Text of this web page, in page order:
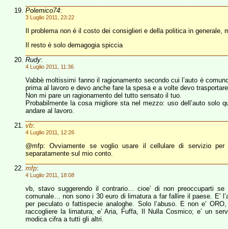
Polemico74:
3 Luglio 2011, 23:22
Il problema non è il costo dei consiglieri e della politica in generale,
Il resto è solo demagogia spiccia
Rudy:
4 Luglio 2011, 11:36
Vabbè moltissimi fanno il ragionamento secondo cui l’auto è
prima al lavoro e devo anche fare la spesa e a volte devo
Non mi pare un ragionamento del tutto sensato il tuo.
Probabilmente la cosa migliore sta nel mezzo: uso dell’auto solo
andare al lavoro.
vb:
4 Luglio 2011, 12:26
@mfp: Ovviamente se voglio usare il cellulare di servizio per
separatamente sul mio conto.
mfp:
4 Luglio 2011, 18:08
vb, stavo suggerendo il contrario… cioe’ di non preoccuparti
comunale… non sono i 30 euro di limatura a far fallire il paese. E’
per peculato o fattispecie analoghe. Solo l’abuso. E non e’
raccogliere la limatura; e’ Aria, Fuffa, Il Nulla Cosmico; e’ un
modica cifra a tutti gli altri.